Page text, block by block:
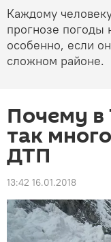
Каждому
прогнозе
особенно, если
сложном районе.
Почему
так
ДТП
13:42 16.01.2018